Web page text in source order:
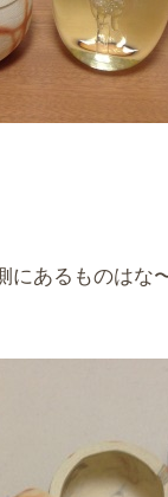
にあるものはな